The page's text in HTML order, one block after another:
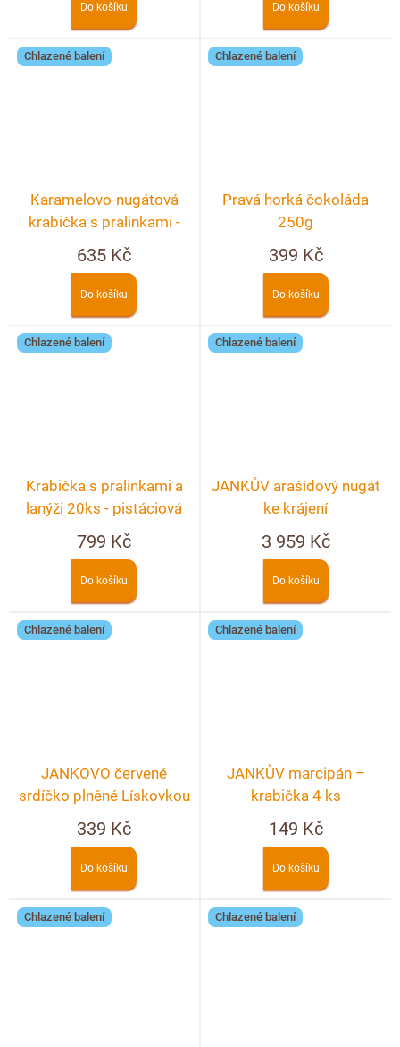
Do košíku Do košíku
Chlazené balení
Karamelovo-nugátová
krabička s pralinkami -
635 Kč
Do košíku
Chlazené balení
Pravá horká čokoláda
250g
399 Kč
Do košíku
Chlazené balení
Krabička s pralinkami a
lanýži 20ks - pistáciová
799 Kč
Do košíku
Chlazené balení
JANKŮV arašídový nugát
ke krájení
3 959 Kč
Do košíku
Chlazené balení
JANKOVO červené
srdíčko plněné Lískovkou
– crunchy 90g
339 Kč
Do košíku
Chlazené balení
JANKŮV marcipán –
krabička 4 ks
149 Kč
Do košíku
Chlazené balení Chlazené balení